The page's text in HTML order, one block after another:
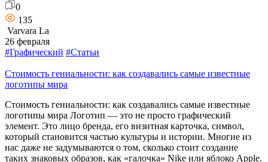
0
135
Varvara La
26 февраля
#Графический #Статьи
Стоимость гениальности: как создавались самые известные
логотипы мира
Стоимость гениальности: как создавались самые известные
логотипы мира Логотип — это не просто графический
элемент. Это лицо бренда, его визитная карточка, символ,
который становится частью культуры и истории. Многие из
нас даже не задумываются о том, сколько стоит создание
таких знаковых образов, как «галочка» Nike или яблоко Apple.